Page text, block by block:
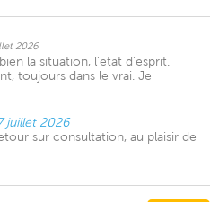
2026
la situation, l'etat d'esprit.
toujours dans le vrai. Je
juillet 2026
sur consultation, au plaisir de